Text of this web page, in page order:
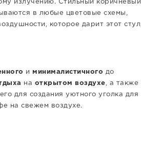
излучению. Стильный коричневый
в любые цветовые схемы,
которое дарит этот стул,
и минималистичного до
на открытом воздухе , а также
для создания уютного уголка для
на свежем воздухе.